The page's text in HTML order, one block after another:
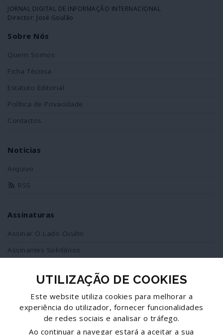
JORNAL DIGITAL DE INFORMAÇÃO INTERNACIONAL
Director: José Goulão
Sobre Nós
Quem Somos
Ficha Técnica
Estatuto Editorial
Política de Privacidade
Contactos
Notícias
Arquivo
RSS
Assinaturas
Assinar O Lado Oculto
Assinantes Solidários
Redes Sociais
Siga-nos no facebook
UTILIZAÇÃO DE COOKIES
Este website utiliza cookies para melhorar a
experiência do utilizador, fornecer funcionalidades
de redes sociais e analisar o tráfego.
Ao continuar a navegar estará a aceitar a sua